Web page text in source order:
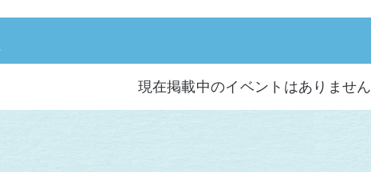
現在掲載中のイベントはありません